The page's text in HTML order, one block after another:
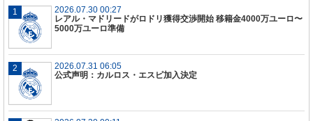
アンチェロッティの気分
負ける時はいつも同じだよ。試合に負ければ厳しい
瞬間になる。逆転について考えなければいけない。
でも幸いにもサッカーとはそういうものだ。敗北後
にチャンスがやってくる。チームはとてもよく練習
し、集中している。
クラブはまだアンチェロッティを信頼しているか？
2026.07.30 00:27
レアル・マドリードがロドリ獲得交渉開始 移籍金4000万ユーロ〜
5000万ユーロ準備
2026.07.31 06:05
公式声明：カルロス・エスピ加入決定